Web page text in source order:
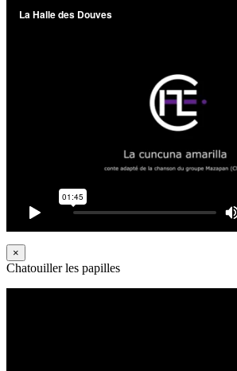
×
Chatouiller les papilles